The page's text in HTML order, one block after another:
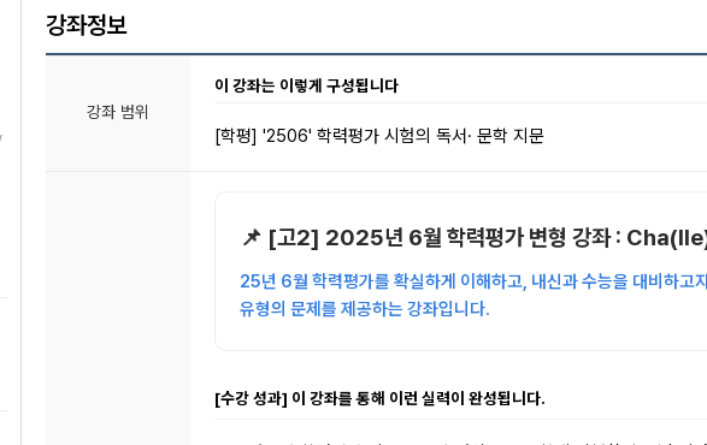
강좌정보
강좌 범위
이 강좌는 이렇게 구성됩니다
[학평] '2506' 학력평가 시험의 독서· 문학 지문
📌 [고2] 2025년 6월 학력평가 변형 강좌 :
25년 6월 학력평가를 확실하게 이해하고, 내신과 수능을 대비하고
유형의 문제를 제공하는 강좌입니다.
[수강 성과] 이 강좌를 통해 이런 실력이 완성됩니다.